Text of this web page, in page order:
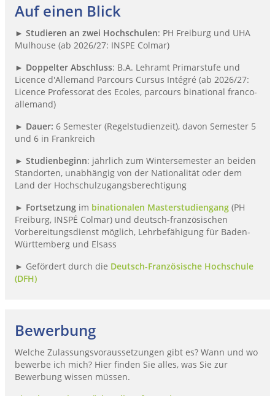
Auf einen Blick
► Studieren an zwei Hochschulen: PH Freiburg und UHA
Mulhouse (ab 2026/27: INSPE Colmar)
► Doppelter Abschluss: B.A. Lehramt Primarstufe und
Licence d'Allemand Parcours Cursus Intégré (ab 2026/27:
Licence Professorat des Ecoles, parcours binational franco-
allemand)
► Dauer: 6 Semester (Regelstudienzeit), davon Semester 5
und 6 in Frankreich
► Studienbeginn: jährlich zum Wintersemester an beiden
Standorten, unabhängig von der Nationalität oder dem
Land der Hochschulzugangsberechtigung
► Fortsetzung im binationalen Masterstudiengang (PH
Freiburg, INSPÉ Colmar) und deutsch-französischen
Vorbereitungsdienst möglich, Lehrbefähigung für Baden-
Württemberg und Elsass
► Gefördert durch die Deutsch-Französische Hochschule
(DFH)
Bewerbung
Welche Zulassungsvoraussetzungen gibt es? Wann und wo
bewerbe ich mich? Hier finden Sie alles, was Sie zur
Bewerbung wissen müssen.